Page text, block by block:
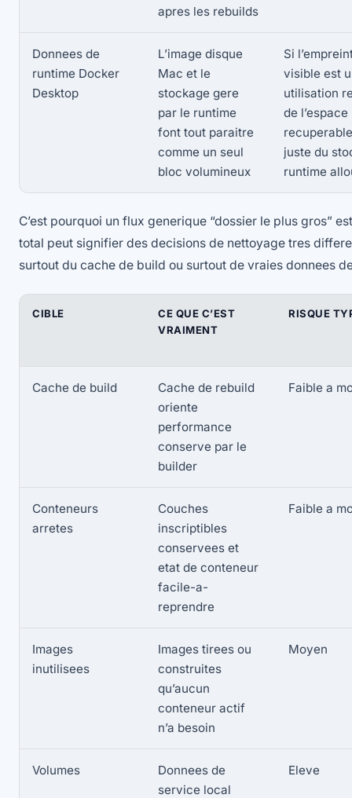
apres les rebuilds
Donnees de
runtime Docker
Desktop
L’image disque
Mac et le
stockage gere
par le runtime
font tout paraitre
comme un seul
bloc volumineux
Si
visible est
utilisation
de l’espace
juste du
runtime
C’est pourquoi un flux generique “dossier le plus gros”
total peut signifier des decisions de nettoyage tres
surtout du cache de build ou surtout de vraies donnees
CIBLE
CE QUE C’EST
VRAIMENT
RISQUE
Cache de build
Cache de rebuild
oriente
performance
conserve par le
builder
Faible a
Conteneurs
arretes
Couches
inscriptibles
conservees et
etat de conteneur
facile-a-
reprendre
Faible a
Images
inutilisees
Images tirees ou
construites
qu’aucun
conteneur actif
n’a besoin
Moyen
Volumes
Donnees de
service local
Eleve